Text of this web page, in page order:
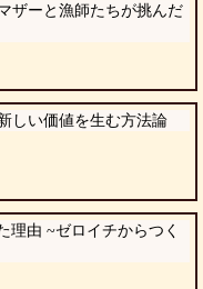
ザーと漁師たちが挑んだ
しい価値を生む方法論
理由 ~ゼロイチからつく